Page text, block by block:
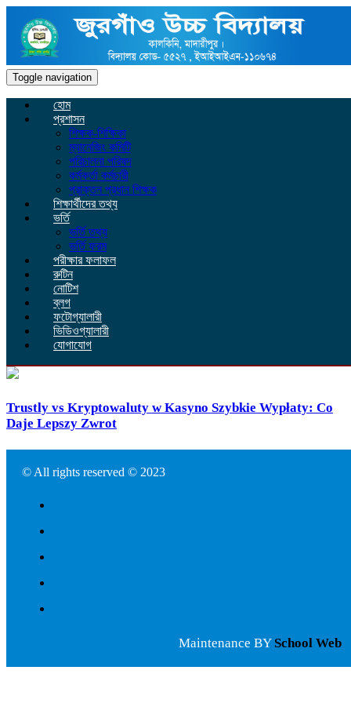
Toggle navigation
হোম
প্রশাসন
শিক্ষক-শিক্ষিকা
ম্যানেজিং কমিটি
পরিচালনা পরিষদ
কর্মকর্তা কর্মচারী
প্রাক্তন প্রধান শিক্ষক
শিক্ষার্থীদের তথ্য
ভর্তি
ভর্তি তথ্য
ভর্তি ফরম
পরীক্ষার ফলাফল
রুটিন
নোটিশ
ব্লগ
ফটোগ্যালারী
ভিডিওগ্যালারী
যোগাযোগ
Trustly vs Kryptowaluty w Kasyno Szybkie Wypłaty: Co
Daje Lepszy Zwrot
© All rights reserved © 2023
Maintenance BY School Web